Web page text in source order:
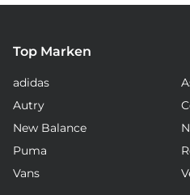
Top Marken
adidas
Autry
New Balance
Puma
Vans